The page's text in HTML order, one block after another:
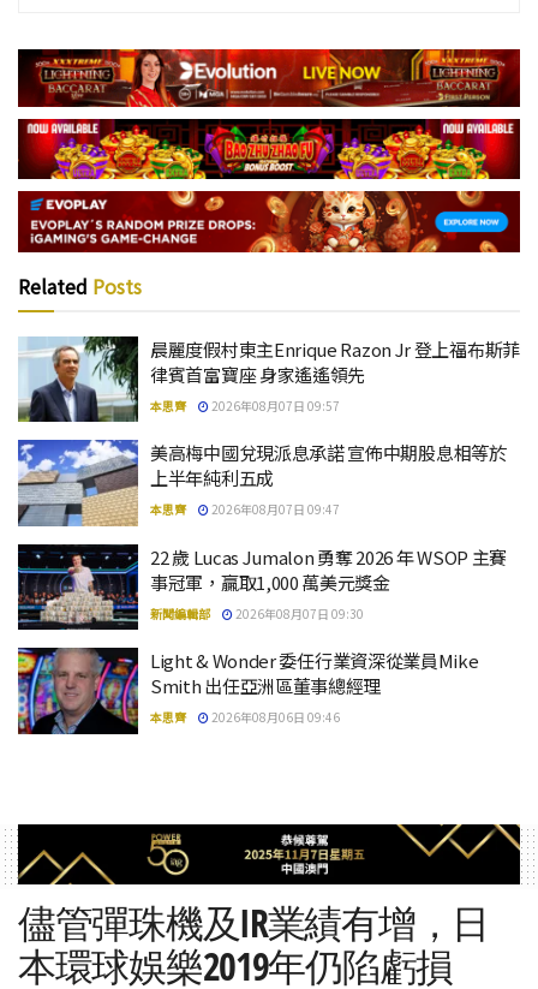
Related Posts
晨麗度假村東主Enrique Razon Jr 登上福布斯菲
律賓首富寶座 身家遙遙領先
本思齊 2026年08月07日 09:57
美高梅中國兌現派息承諾 宣佈中期股息相等於
上半年純利五成
本思齊 2026年08月07日 09:47
22 歲 Lucas Jumalon 勇奪 2026 年 WSOP 主賽
事冠軍，贏取1,000 萬美元獎金
新聞編輯部 2026年08月07日 09:30
Light & Wonder 委任行業資深從業員Mike
Smith 出任亞洲區董事總經理
本思齊 2026年08月06日 09:46
儘管彈珠機及IR業績有增，日
本環球娛樂2019年仍陷虧損